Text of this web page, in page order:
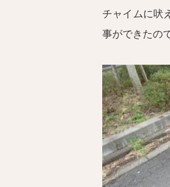
チャイムに吠
事ができたの